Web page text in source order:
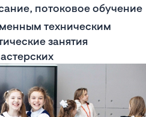
потоковое обучение
техническим
занятия